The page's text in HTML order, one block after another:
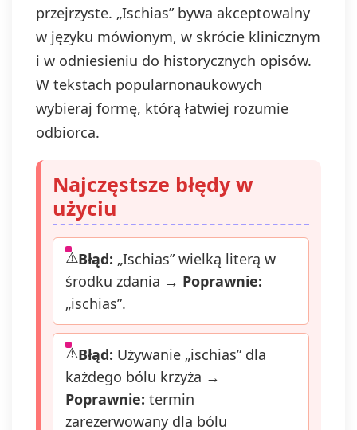
Administratorem na
admin@dyktanda.pl
lub naciśniecie
przycisku "wypisz
się" znajdującego
się w
przejrzyste. „Ischias” bywa akceptowalny
w języku mówionym, w skrócie klinicznym
i w odniesieniu do historycznych opisów.
W tekstach popularnonaukowych
wybieraj formę, którą łatwiej rozumie
odbiorca.
Najczęstsze błędy w
użyciu
Błąd: „Ischias” wielką literą w
środku zdania → Poprawnie:
„ischias”.
Błąd: Używanie „ischias” dla
każdego bólu krzyża →
Poprawnie: termin
zarezerwowany dla bólu